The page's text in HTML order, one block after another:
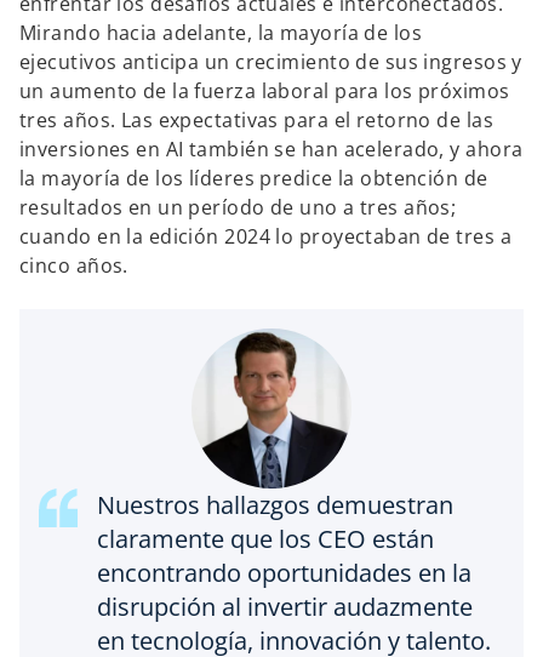
Mirando hacia adelante, la mayoría de los
ejecutivos anticipa un crecimiento de sus ingresos y
un aumento de la fuerza laboral para los próximos
tres años. Las expectativas para el retorno de las
inversiones en AI también se han acelerado, y ahora
la mayoría de los líderes predice la obtención de
resultados en un período de uno a tres años;
cuando en la edición 2024 lo proyectaban de tres a
cinco años.
Nuestros hallazgos demuestran
claramente que los CEO están
encontrando oportunidades en la
disrupción al invertir audazmente
en tecnología, innovación y talento.